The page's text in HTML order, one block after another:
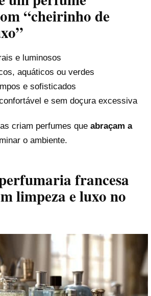
“cheirinho de
e luminosos
aquáticos ou verdes
e sofisticados
e sem doçura excessiva
criam perfumes que abraçam a
o ambiente.
francesa
limpeza e luxo no